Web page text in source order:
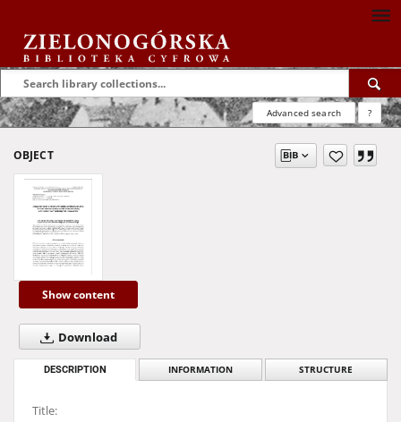
Advanced search ?
OBJECT
Show content
Download
DESCRIPTION INFORMATION STRUCTURE
Title: